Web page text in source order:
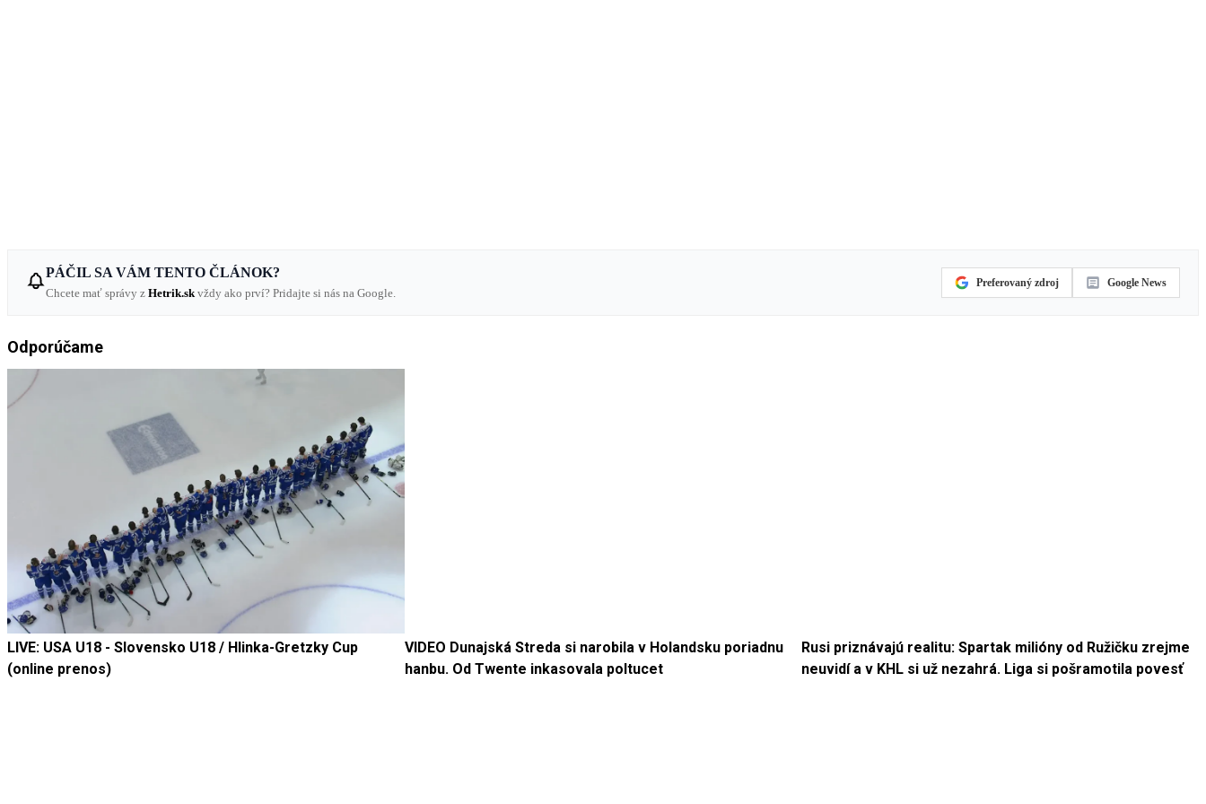
PÁČIL SA VÁM TENTO ČLÁNOK?
Chcete mať správy z Hetrik.skvždy ako prví? Pridajte si nás na Google.
Preferovaný zdroj Google News
Odporúčame
LIVE: USA U18 - Slovensko U18 / Hlinka-Gretzky Cup
(online prenos)
VIDEO Dunajská Streda si narobila v Holandsku poriadnu
hanbu. Od Twente inkasovala poltucet
Rusi priznávajú realitu: Spartak milióny od Ružičku zrejme
neuvidí a v KHL si už nezahrá. Liga si pošramotila povesť